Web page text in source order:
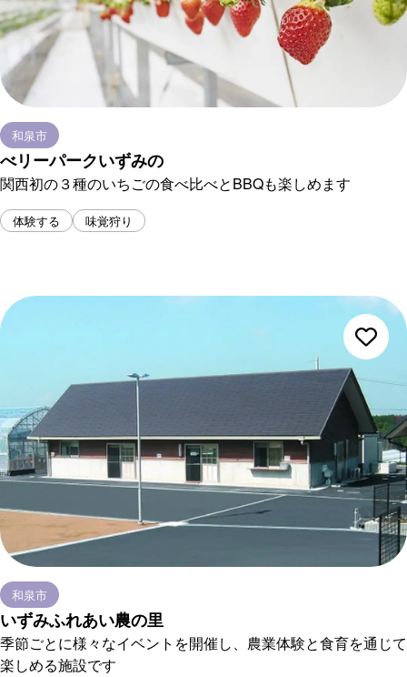
和泉市
べリーパークいずみの
関西初の３種のいちごの食べ比べとBBQも楽しめます
体験する 味覚狩り
和泉市
いずみふれあい農の里
季節ごとに様々なイベントを開催し、農業体験と食育を通じて
楽しめる施設です